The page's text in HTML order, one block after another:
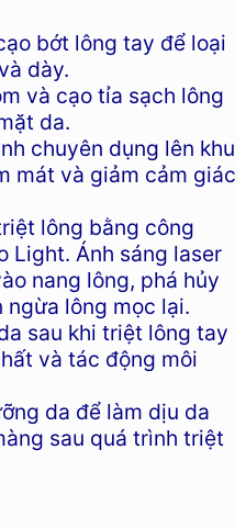
bớt lông tay để loại
dày.
và cạo tỉa sạch lông
da.
chuyên dụng lên khu
mát và giảm cảm giác
lông bằng công
Light. Ánh sáng laser
nang lông, phá hủy
lông mọc lại.
sau khi triệt lông tay
và tác động môi
da để làm dịu da
sau quá trình triệt